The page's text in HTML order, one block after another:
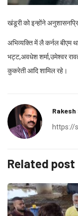
खंडूरी को इन्होंने
अभिव्यक्ति में लै कर्नल बीएम
भट्ट,अवधेश शर्मा,उमेश्वर
कुकरेती आदि शामिल रहे।
Rakesh
https://
Related post